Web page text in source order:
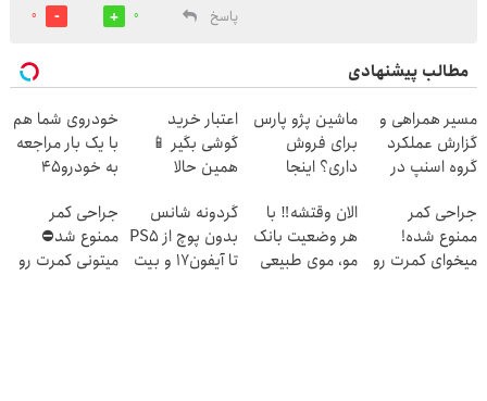
پاسخ 0
0
مطالب پیشنهادی
مسیر همراهی و
گزارش عملکرد
گروه اسنپ در
ماشین پژو پارس
برای فروش
داری؟ اینجا
اعتبار خرید
گوشی بگیر 📱
همین حالا
بده 🎯
خودروی شما هم
با یک بار مراجعه
به خودرو45
شد
جراحی کمر
ممنوع شده!
میخوای کمرت رو
الان وقتشه‼️ با
هر وضعیت بانک
مو، موی طبیعی
گردونه شانس
بدون پوچ از PS5
تا آیفون17 و بیت
جراحی کمر
ممنوع شد⛔
میتونی کمرت رو